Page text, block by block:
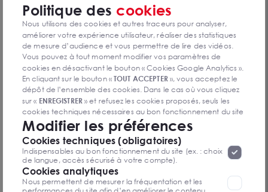
Bureaux à vendre à Echirolles premier étage
lumineux matériaux haut de gamme
ECHIROLLES 38130
126 m²
Dès 298 000 € HD
Vous n’avez pas trouvé l’offre qui
vous convient ?
Politique des cookies
Nous utilisons des cookies et autres traceurs pour analyser,
améliorer votre expérience utilisateur, réaliser des statistiques
de mesure d’audience et vous permettre de lire des vidéos.
Vous pouvez à tout moment modifier vos paramètres de
cookies en désactivant le bouton « Cookies Google Analytics ».
En cliquant sur le bouton «TOUT ACCEPTER», vous acceptez le
dépôt de l’ensemble des cookies. Dans le cas où vous cliquez
sur « ENREGISTRER» et refusez les cookies proposés, seuls les
cookies techniques nécessaires au bon fonctionnement du site
seront déposés. Pour plus d’informations, vous pouvez consulter
la page«Protection des données à caractère
personnel ».Lorsque vous naviguez sur notre site internet, il
peut être amenée à déposer des cookies. Vous avez la
possibilité de désactiver les cookies, ces réglages ne seront
valables que sur le navigateur que vous utilisez actuellement
Modifier les préférences
Cookies techniques (obligatoires)
Indispensables au bon fonctionnement du site (ex. : choix
de langue, accès sécurisé à votre compte).
Cookies analytiques
Nous permettent de mesurer la fréquentation et les